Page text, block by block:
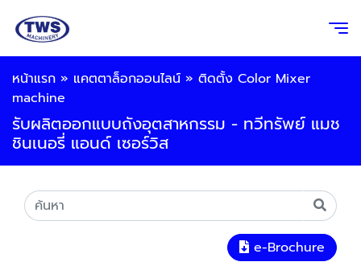
หน้าแรก » แคตตาล็อกออนไลน์ » ติดตั้ง Color Mixer
machine
รับผลิตออกแบบถังอุตสาหกรรม - ทวีทรัพย์ แมช
ชินเนอรี่ แอนด์ เซอร์วิส
e-Brochure